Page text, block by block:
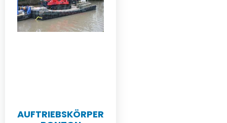
AUFTRIEBSKÖRPER